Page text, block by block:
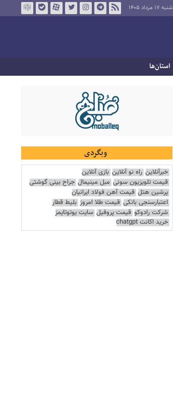
شنبه ۱۷ مرداد ۱۴۰۵
استان‌ها
وبگردی
خبرآنلاین راه نو آنلاین بازی آنلاین
قیمت تلویزیون سونی مبل مینیمال جراح بینی گوشتی
پرشین هتل قیمت آهن فولاد ایرانیان
اعتبارسنجی بانکی قیمت طلا امروز بلیط قطار
شرکت رادوکو قیمت پروفیل سایت یوتوتایمز
خرید اکانت chatgpt